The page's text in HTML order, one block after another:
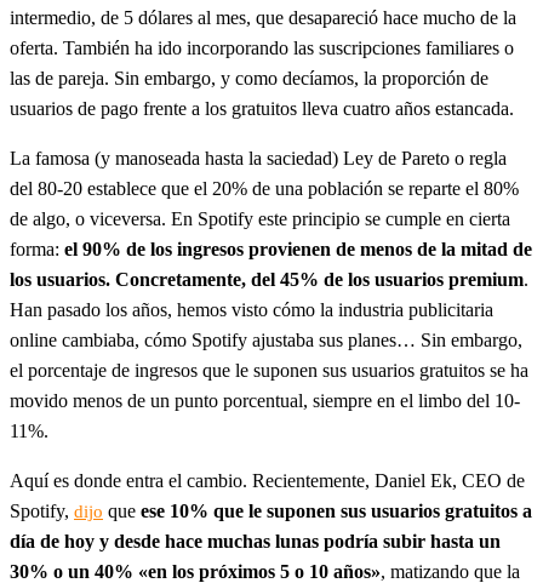
intermedio, de 5 dólares al mes, que desapareció hace mucho de la
oferta. También ha ido incorporando las suscripciones familiares o
las de pareja. Sin embargo, y como decíamos, la proporción de
usuarios de pago frente a los gratuitos lleva cuatro años estancada.
La famosa (y manoseada hasta la saciedad) Ley de Pareto o regla
del 80-20 establece que el 20% de una población se reparte el 80%
de algo, o viceversa. En Spotify este principio se cumple en cierta
forma: el 90% de los ingresos provienen de menos de la mitad de
los usuarios. Concretamente, del 45% de los usuarios premium.
Han pasado los años, hemos visto cómo la industria publicitaria
online cambiaba, cómo Spotify ajustaba sus planes… Sin embargo,
el porcentaje de ingresos que le suponen sus usuarios gratuitos se ha
movido menos de un punto porcentual, siempre en el limbo del 10-
11%.
Aquí es donde entra el cambio. Recientemente, Daniel Ek, CEO de
Spotify, dijo que ese 10% que le suponen sus usuarios gratuitos a
día de hoy y desde hace muchas lunas podría subir hasta un
30% o un 40% «en los próximos 5 o 10 años», matizando que la